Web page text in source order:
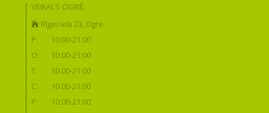
VEIKALS OGRĒ:
Rīgas iela 23, Ogre
P:
10:00-21:00
O:
10:00-21:00
T:
10:00-21:00
C:
10:00-21:00
P:
10:00-21:00